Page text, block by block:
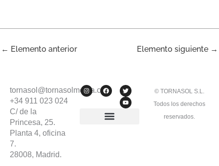
← Elemento anterior Elemento siguiente →
tornasol@tornasolmedia.com
+34 911 023 024
C/ de la
Princesa, 25.
Planta 4, oficina
7.
28008, Madrid.
I
n
s
F
a
c
o
o
T
w
i
t
t
Y
o
u
t
u
© TORNASOL S.L.
Todos los derechos
reservados.